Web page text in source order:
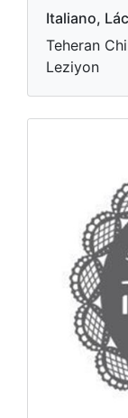
Italiano,
Teheran
Leziyon